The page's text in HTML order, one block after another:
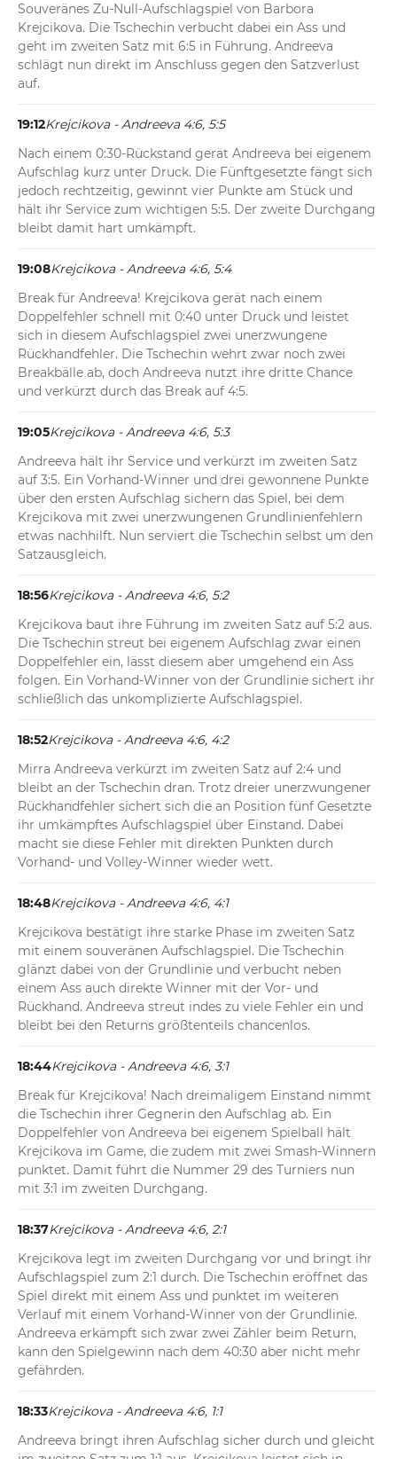
Souveränes Zu-Null-Aufschlagspiel von Barbora
Krejcikova. Die Tschechin verbucht dabei ein Ass und
geht im zweiten Satz mit 6:5 in Führung. Andreeva
schlägt nun direkt im Anschluss gegen den Satzverlust
auf.
19:12Krejcikova - Andreeva 4:6, 5:5
Nach einem 0:30-Rückstand gerät Andreeva bei eigenem
Aufschlag kurz unter Druck. Die Fünftgesetzte fängt sich
jedoch rechtzeitig, gewinnt vier Punkte am Stück und
hält ihr Service zum wichtigen 5:5. Der zweite Durchgang
bleibt damit hart umkämpft.
19:08Krejcikova - Andreeva 4:6, 5:4
Break für Andreeva! Krejcikova gerät nach einem
Doppelfehler schnell mit 0:40 unter Druck und leistet
sich in diesem Aufschlagspiel zwei unerzwungene
Rückhandfehler. Die Tschechin wehrt zwar noch zwei
Breakbälle ab, doch Andreeva nutzt ihre dritte Chance
und verkürzt durch das Break auf 4:5.
19:05Krejcikova - Andreeva 4:6, 5:3
Andreeva hält ihr Service und verkürzt im zweiten Satz
auf 3:5. Ein Vorhand-Winner und drei gewonnene Punkte
über den ersten Aufschlag sichern das Spiel, bei dem
Krejcikova mit zwei unerzwungenen Grundlinienfehlern
etwas nachhilft. Nun serviert die Tschechin selbst um den
Satzausgleich.
18:56Krejcikova - Andreeva 4:6, 5:2
Krejcikova baut ihre Führung im zweiten Satz auf 5:2 aus.
Die Tschechin streut bei eigenem Aufschlag zwar einen
Doppelfehler ein, lässt diesem aber umgehend ein Ass
folgen. Ein Vorhand-Winner von der Grundlinie sichert ihr
schließlich das unkomplizierte Aufschlagspiel.
18:52Krejcikova - Andreeva 4:6, 4:2
Mirra Andreeva verkürzt im zweiten Satz auf 2:4 und
bleibt an der Tschechin dran. Trotz dreier unerzwungener
Rückhandfehler sichert sich die an Position fünf Gesetzte
ihr umkämpftes Aufschlagspiel über Einstand. Dabei
macht sie diese Fehler mit direkten Punkten durch
Vorhand- und Volley-Winner wieder wett.
18:48Krejcikova - Andreeva 4:6, 4:1
Krejcikova bestätigt ihre starke Phase im zweiten Satz
mit einem souveränen Aufschlagspiel. Die Tschechin
glänzt dabei von der Grundlinie und verbucht neben
einem Ass auch direkte Winner mit der Vor- und
Rückhand. Andreeva streut indes zu viele Fehler ein und
bleibt bei den Returns größtenteils chancenlos.
18:44Krejcikova - Andreeva 4:6, 3:1
Break für Krejcikova! Nach dreimaligem Einstand nimmt
die Tschechin ihrer Gegnerin den Aufschlag ab. Ein
Doppelfehler von Andreeva bei eigenem Spielball hält
Krejcikova im Game, die zudem mit zwei Smash-Winnern
punktet. Damit führt die Nummer 29 des Turniers nun
mit 3:1 im zweiten Durchgang.
18:37Krejcikova - Andreeva 4:6, 2:1
Krejcikova legt im zweiten Durchgang vor und bringt ihr
Aufschlagspiel zum 2:1 durch. Die Tschechin eröffnet das
Spiel direkt mit einem Ass und punktet im weiteren
Verlauf mit einem Vorhand-Winner von der Grundlinie.
Andreeva erkämpft sich zwar zwei Zähler beim Return,
kann den Spielgewinn nach dem 40:30 aber nicht mehr
gefährden.
18:33Krejcikova - Andreeva 4:6, 1:1
Andreeva bringt ihren Aufschlag sicher durch und gleicht